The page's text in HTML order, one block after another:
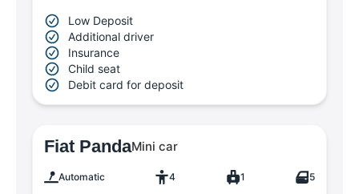
Low Deposit
Additional driver
Insurance
Child seat
Debit card for deposit
Fiat PandaMini car
Automatic 4 1 5